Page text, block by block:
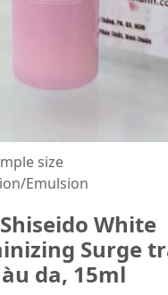
size
Emulsion
White
Surge
da, 15ml